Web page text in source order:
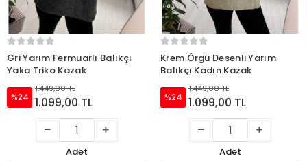
Gri Yarım Fermuarlı Balıkçı
Yaka Triko Kazak
%24
1.449,00 TL
1.099,00 TL
Adet
Krem Örgü Desenli Yarım
Balıkçı Kadın Kazak
%24
1.449,00 TL
1.099,00 TL
Adet